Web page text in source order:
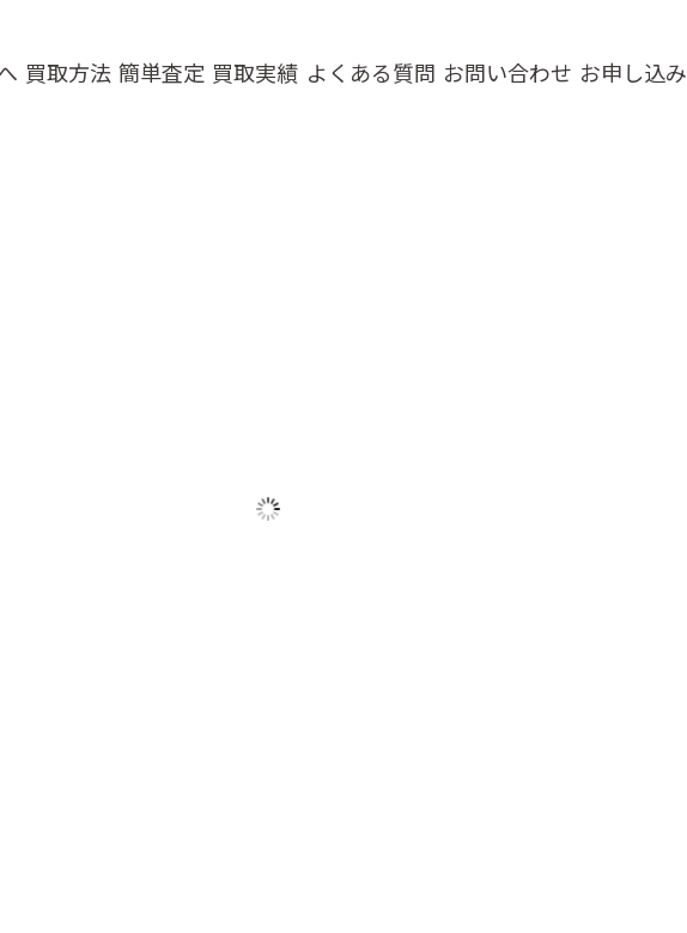
買取方法 簡単査定 買取実績 よくある質問 お問い合わせ お申し込み